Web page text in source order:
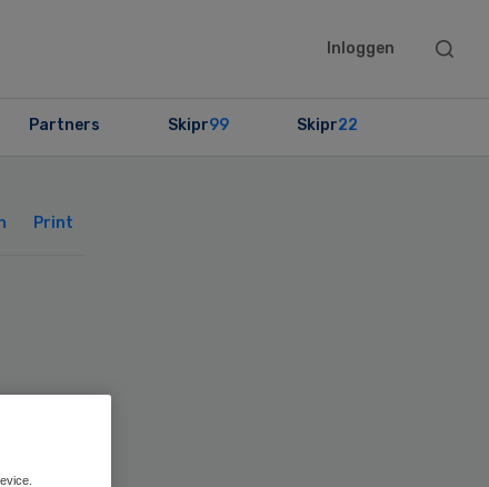
Inloggen
Search
Partners Skipr99 Skipr22
Print